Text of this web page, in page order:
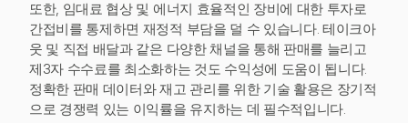
또한, 임대료 협상 및 에너지 효율적인 장비에 대한 투자로
간접비를 통제하면 재정적 부담을 덜 수 있습니다. 테이크아
웃 및 직접 배달과 같은 다양한 채널을 통해 판매를 늘리고
제3자 수수료를 최소화하는 것도 수익성에 도움이 됩니다.
정확한 판매 데이터와 재고 관리를 위한 기술 활용은 장기적
으로 경쟁력 있는 이익률을 유지하는 데 필수적입니다.